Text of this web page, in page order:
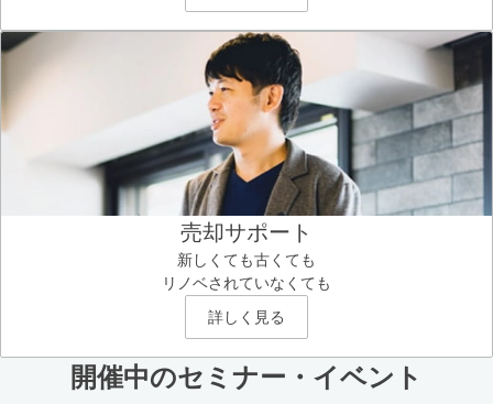
売却サポート
新しくても古くても
リノベされていなくても
詳しく見る
開催中のセミナー・イベント